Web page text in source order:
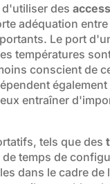
d'utiliser des
adéquation
Le port
températures
conscient de
entraîner
tels que des
temps de
dans le cadre